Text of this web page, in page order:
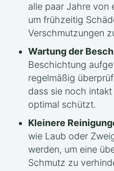
alle paar Jahre von
um frühzeitig
Verschmutzungen
Wartung der
Beschichtung
regelmäßig
dass sie noch
optimal schützt.
Kleinere
wie Laub oder
werden, um eine
Schmutz zu